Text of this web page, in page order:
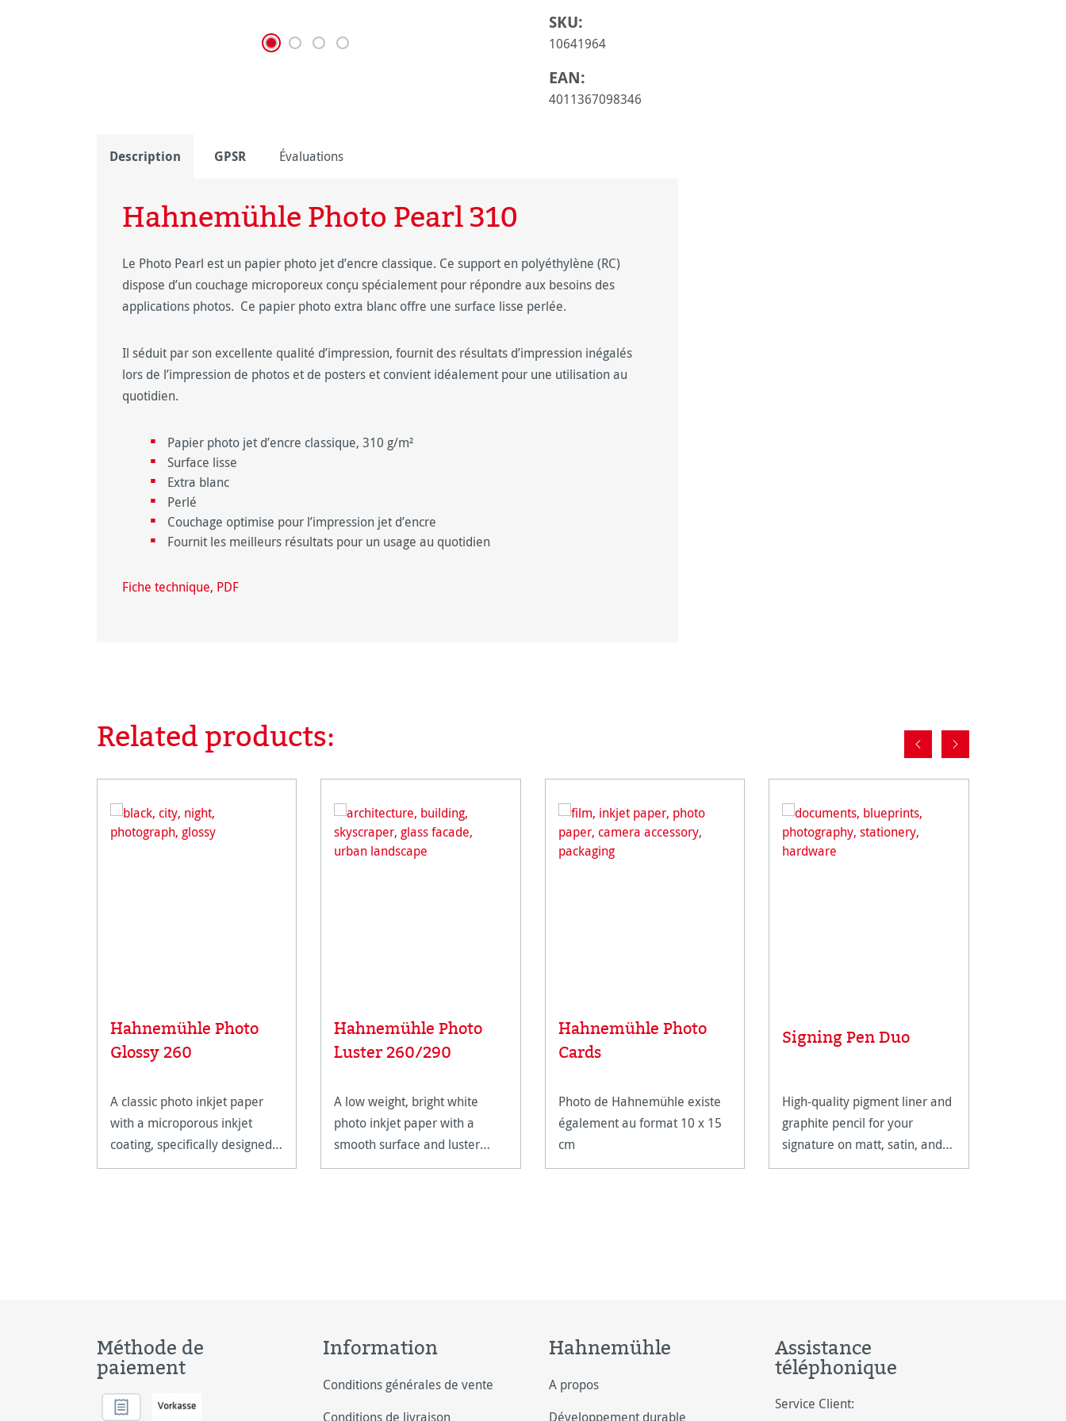
SKU:
10641964
EAN:
4011367098346
Description GPSR Évaluations
Hahnemühle Photo Pearl 310
Le Photo Pearl est un papier photo jet d’encre classique. Ce support en polyéthylène (RC)
dispose d’un couchage microporeux conçu spécialement pour répondre aux besoins des
applications photos. Ce papier photo extra blanc offre une surface lisse perlée.
Il séduit par son excellente qualité d’impression, fournit des résultats d’impression inégalés
lors de l’impression de photos et de posters et convient idéalement pour une utilisation au
quotidien.
Papier photo jet d’encre classique, 310 g/m²
Surface lisse
Extra blanc
Perlé
Couchage optimise pour l’impression jet d’encre
Fournit les meilleurs résultats pour un usage au quotidien
Fiche technique, PDF
Ignorer la galerie de produits
Related products:
Hahnemühle Photo
Glossy 260
A classic photo inkjet paper
with a microporous inkjet
coating, specifically designed
for photo application.
Hahnemühle Photo
Luster 260/290
A low weight, bright white
photo inkjet paper with a
smooth surface and luster
finish.
Hahnemühle Photo
Cards
Photo de Hahnemühle existe
également au format 10 x 15
cm
Signing Pen Duo
High-quality pigment liner and
graphite pencil for your
signature on matt, satin, and
high-gloss paper surfaces.
Méthode de
paiement
Information
Conditions générales de vente
Conditions de livraison
Hahnemühle
A propos
Développement durable
Assistance
téléphonique
Service Client: